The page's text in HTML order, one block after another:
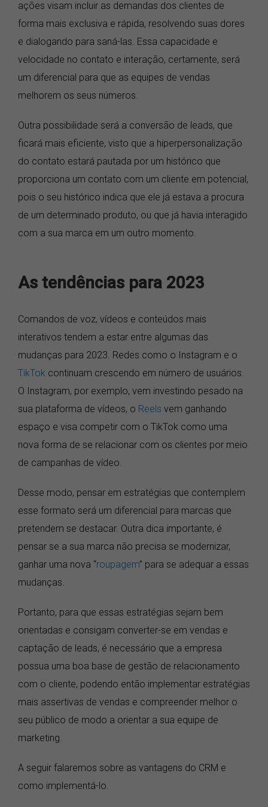
ações visam incluir as demandas dos clientes de
forma mais exclusiva e rápida, resolvendo suas dores
e dialogando para saná-las. Essa capacidade e
velocidade no contato e interação, certamente, será
um diferencial para que as equipes de vendas
melhorem os seus números.
Outra possibilidade será a conversão de leads, que
ficará mais eficiente, visto que a hiperpersonalização
do contato estará pautada por um histórico que
proporciona um contato com um cliente em potencial,
pois o seu histórico indica que ele já estava a procura
de um determinado produto, ou que já havia interagido
com a sua marca em um outro momento.
As tendências para 2023
Comandos de voz, vídeos e conteúdos mais
interativos tendem a estar entre algumas das
mudanças para 2023. Redes como o Instagram e o
TikTok continuam crescendo em número de usuários.
O Instagram, por exemplo, vem investindo pesado na
sua plataforma de vídeos, o Reels vem ganhando
espaço e visa competir com o TikTok como uma
nova forma de se relacionar com os clientes por meio
de campanhas de vídeo.
Desse modo, pensar em estratégias que contemplem
esse formato será um diferencial para marcas que
pretendem se destacar. Outra dica importante, é
pensar se a sua marca não precisa se modernizar,
ganhar uma nova “roupagem” para se adequar a essas
mudanças.
Portanto, para que essas estratégias sejam bem
orientadas e consigam converter-se em vendas e
captação de leads, é necessário que a empresa
possua uma boa base de gestão de relacionamento
com o cliente, podendo então implementar estratégias
mais assertivas de vendas e compreender melhor o
seu público de modo a orientar a sua equipe de
marketing.
A seguir falaremos sobre as vantagens do CRM e
como implementá-lo.